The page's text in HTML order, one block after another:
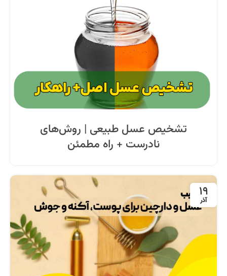
تشخیص عسل طبیعی | روش‌های
نادرست + راه مطمئن
19
آذر